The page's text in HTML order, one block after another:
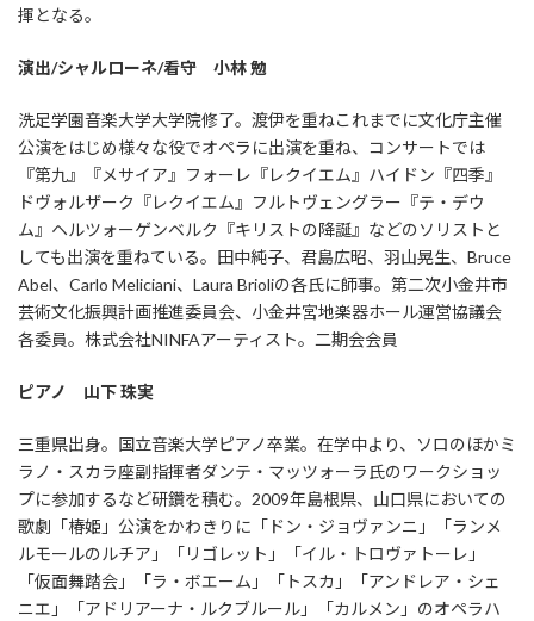
揮となる。
演出/シャルローネ/看守 小林 勉
洗足学園音楽大学大学院修了。渡伊を重ねこれまでに文化庁主催
公演をはじめ様々な役でオペラに出演を重ね、コンサートでは
『第九』『メサイア』フォーレ『レクイエム』ハイドン『四季』
ドヴォルザーク『レクイエム』フルトヴェングラー『テ・デウ
ム』ヘルツォーゲンベルク『キリストの降誕』などのソリストと
しても出演を重ねている。田中純子、君島広昭、羽山晃生、Bruce
Abel、Carlo Meliciani、Laura Brioliの各氏に師事。第二次小金井市
芸術文化振興計画推進委員会、小金井宮地楽器ホール運営協議会
各委員。株式会社NINFAアーティスト。二期会会員
ピアノ 山下 珠実
三重県出身。国立音楽大学ピアノ卒業。在学中より、ソロのほかミ
ラノ・スカラ座副指揮者ダンテ・マッツォーラ氏のワークショッ
プに参加するなど研鑽を積む。2009年島根県、山口県においての
歌劇「椿姫」公演をかわきりに「ドン・ジョヴァンニ」「ランメ
ルモールのルチア」「リゴレット」「イル・トロヴァトーレ」
「仮面舞踏会」「ラ・ボエーム」「トスカ」「アンドレア・シェ
ニエ」「アドリアーナ・ルクブルール」「カルメン」のオペラハ